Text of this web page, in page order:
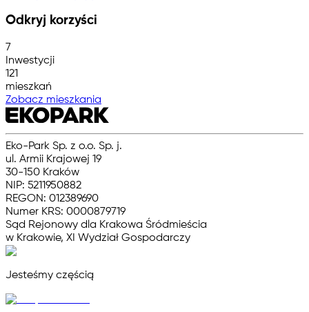
Odkryj korzyści
7
Inwestycji
121
mieszkań
Zobacz mieszkania
Eko-Park Sp. z o.o. Sp. j.
ul. Armii Krajowej 19
30-150 Kraków
NIP: 5211950882
REGON: 012389690
Numer KRS: 0000879719
Sąd Rejonowy dla Krakowa Śródmieścia
w Krakowie, XI Wydział Gospodarczy
Jesteśmy częścią